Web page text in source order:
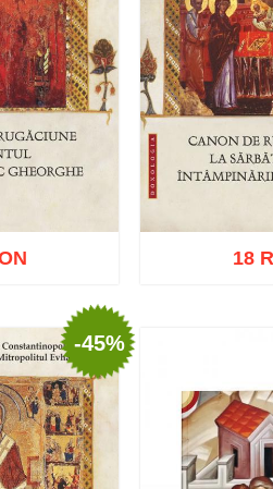
18
-45%